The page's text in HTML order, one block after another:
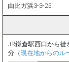
由比ガ浜3-3-25
JR鎌倉駅西口から徒
分（現在地からのル